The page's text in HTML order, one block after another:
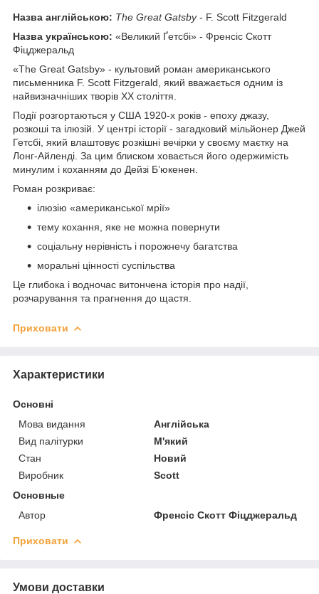
Назва англійською: The Great Gatsby- F. Scott Fitzgerald
Назва українською: «Великий Ґетсбі» - Френсіс Скотт
Фіцджеральд
«The Great Gatsby» - культовий роман американського
письменника F. Scott Fitzgerald, який вважається одним із
найвизначніших творів ХХ століття.
Події розгортаються у США 1920-х років - епоху джазу,
розкоші та ілюзій. У центрі історії - загадковий мільйонер Джей
Гетсбі, який влаштовує розкішні вечірки у своєму маєтку на
Лонг-Айленді. За цим блиском ховається його одержимість
минулим і коханням до Дейзі Б’юкенен.
Роман розкриває:
ілюзію «американської мрії»
тему кохання, яке не можна повернути
соціальну нерівність і порожнечу багатства
моральні цінності суспільства
Це глибока і водночас витончена історія про надії,
розчарування та прагнення до щастя.
Приховати
Характеристики
Основні
Мова видання
Англійська
Вид палітурки
М'який
Стан
Новий
Виробник
Scott
Основные
Автор
Френсіс Скотт Фіцджеральд
Приховати
Умови доставки